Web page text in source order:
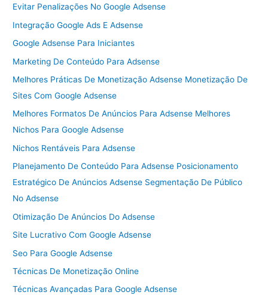
Evitar Penalizações No Google Adsense
Integração Google Ads E Adsense
Google Adsense Para Iniciantes
Marketing De Conteúdo Para Adsense
Melhores Práticas De Monetização Adsense Monetização De
Sites Com Google Adsense
Melhores Formatos De Anúncios Para Adsense Melhores
Nichos Para Google Adsense
Nichos Rentáveis Para Adsense
Planejamento De Conteúdo Para Adsense Posicionamento
Estratégico De Anúncios Adsense Segmentação De Público
No Adsense
Otimização De Anúncios Do Adsense
Site Lucrativo Com Google Adsense
Seo Para Google Adsense
Técnicas De Monetização Online
Técnicas Avançadas Para Google Adsense